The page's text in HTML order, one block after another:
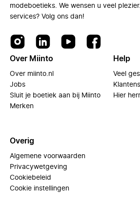
modeboetieks. We wensen u veel
services? Volg ons dan!
Over Miinto
Over miinto.nl
Jobs
Sluit je boetiek aan bij Miinto
Merken
Help
Veel
Hier
Overig
Algemene voorwaarden
Privacywetgeving
Cookiebeleid
Cookie instellingen